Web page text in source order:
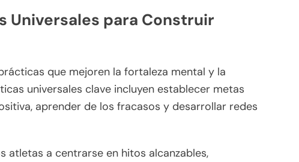
Universales para Construir
que mejoren la fortaleza mental y la
universales clave incluyen establecer metas
aprender de los fracasos y desarrollar redes
atletas a centrarse en hitos alcanzables,